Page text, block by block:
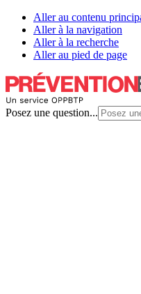
Aller au contenu
Aller à la navigation
Aller à la recherche
Aller au pied de page
Posez une question...